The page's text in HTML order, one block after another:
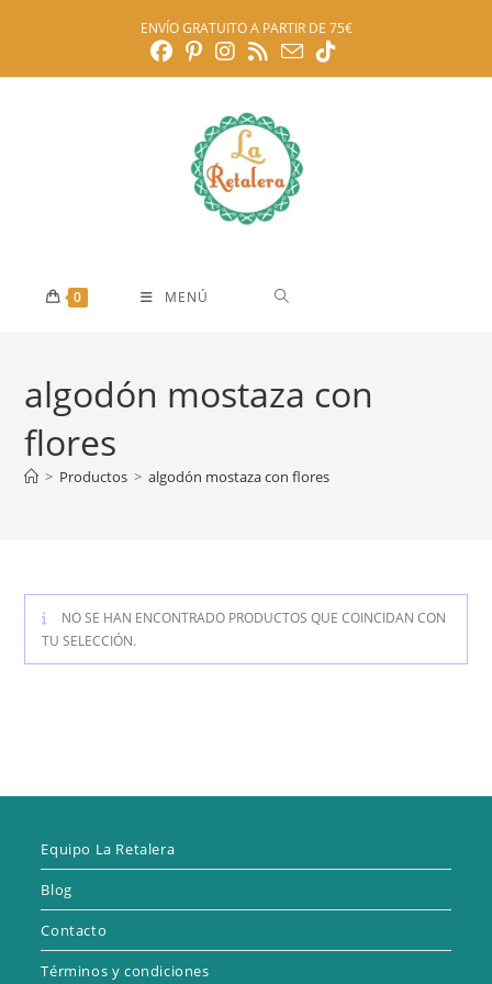
ENVÍO GRATUITO A PARTIR DE 75€
0 MENÚ
algodón mostaza con
flores
> Productos > algodón mostaza con flores
NO SE HAN ENCONTRADO PRODUCTOS QUE COINCIDAN CON
TU SELECCIÓN.
Equipo La Retalera
Blog
Contacto
Términos y condiciones